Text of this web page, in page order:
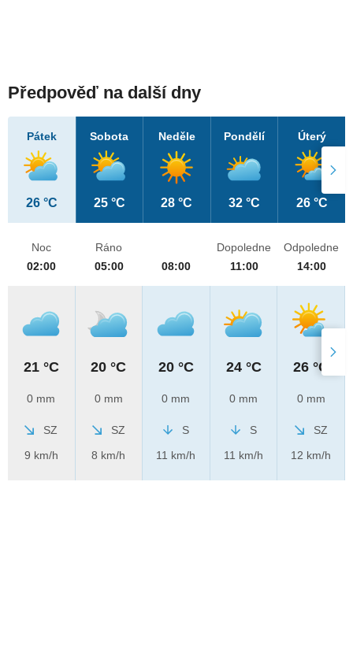
Předpověď na další dny
Pátek
26 °C
Sobota
25 °C
Neděle
28 °C
Pondělí
32 °C
Úterý
26 °C
Noc
02:00
21 °C
0 mm
SZ
9 km/h
Ráno
05:00
20 °C
0 mm
SZ
8 km/h
08:00
20 °C
0 mm
S
11 km/h
Dopoledne
11:00
24 °C
0 mm
S
11 km/h
Odpoledne
14:00
26 °C
0 mm
SZ
12 km/h